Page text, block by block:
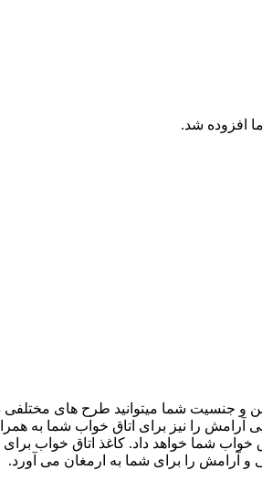
افزوده شد.
و جنسیت شما میتوانید طرح های مختلفی
آرامش را نیز برای اتاق خواب شما به
شما خواهد داد. کاغذ اتاق خواب
آرامش را برای شما به ارمغان می آورد.